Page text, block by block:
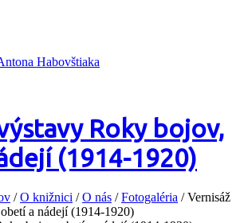
Roky bojov,
(1914-1920)
/ O knižnici / O nás / Fotogaléria / Vernisáž
a nádejí (1914-1920)